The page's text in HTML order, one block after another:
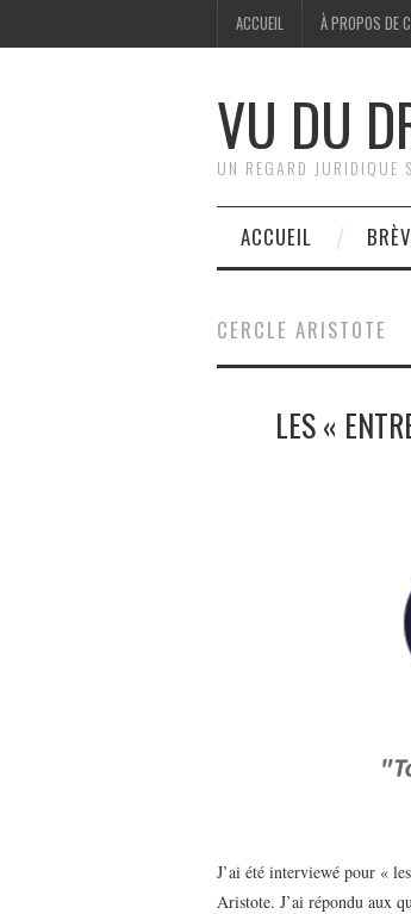
ACCUEIL À PROPOS DE
VU DU
UN REGARD JURIDIQUE
ACCUEIL
CERCLE ARISTOTE
LES «
J’ai été interviewé pour «
Aristote. J’ai répondu aux